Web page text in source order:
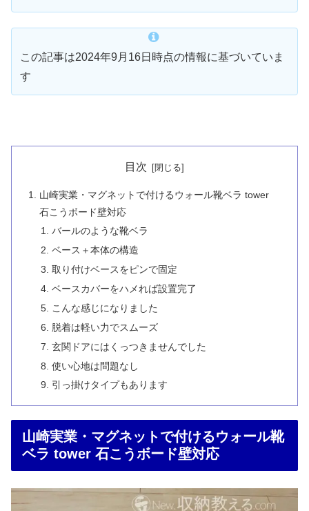
この記事は2024年9月16日時点の情報に基づいていま
す
目次
山崎実業・マグネットで付けるウォール靴ベラ tower
石こうボード壁対応
バールのような靴ベラ
ベース＋本体の構造
取り付けベースをピンで固定
ベースカバーをハメれば設置完了
こんな感じになりました
脱着は軽い力でスムーズ
玄関ドアにはくっつきませんでした
使い心地は問題なし
引っ掛けタイプもあります
山崎実業・マグネットで付けるウォール靴
ベラ tower 石こうボード壁対応